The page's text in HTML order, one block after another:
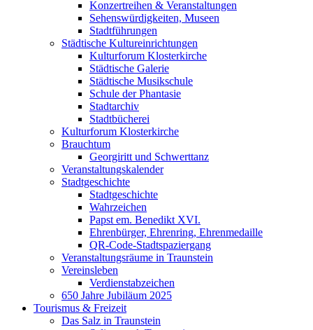
Konzertreihen & Veranstaltungen
Sehenswürdigkeiten, Museen
Stadtführungen
Städtische Kultureinrichtungen
Kulturforum Klosterkirche
Städtische Galerie
Städtische Musikschule
Schule der Phantasie
Stadtarchiv
Stadtbücherei
Kulturforum Klosterkirche
Brauchtum
Georgiritt und Schwerttanz
Veranstaltungskalender
Stadtgeschichte
Stadtgeschichte
Wahrzeichen
Papst em. Benedikt XVI.
Ehrenbürger, Ehrenring, Ehrenmedaille
QR-Code-Stadtspaziergang
Veranstaltungsräume in Traunstein
Vereinsleben
Verdienstabzeichen
650 Jahre Jubiläum 2025
Tourismus & Freizeit
Das Salz in Traunstein